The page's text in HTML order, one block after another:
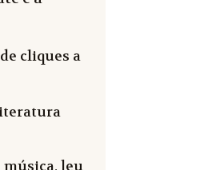
cliques a
leu